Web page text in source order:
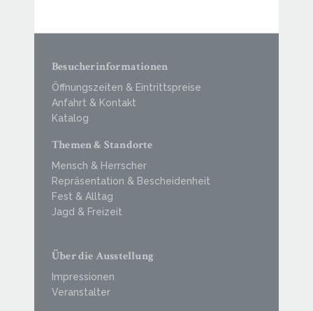
Besucherinformationen
Öffnungszeiten & Eintrittspreise
Anfahrt & Kontakt
Katalog
Themen & Standorte
Mensch & Herrscher
Repräsentation & Bescheidenheit
Fest & Alltag
Jagd & Freizeit
Über die Ausstellung
Impressionen
Veranstalter